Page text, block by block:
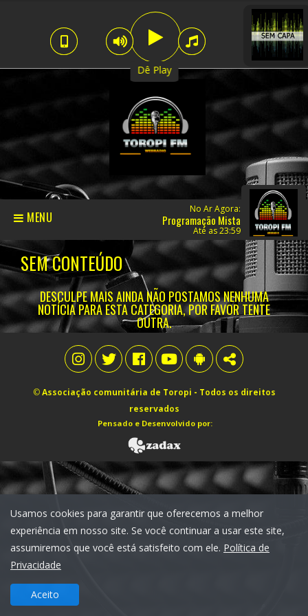
Dê Play
MENU
No Ar Agora:
Programação Mista
Até as 23:59
SEM CONTEÚDO
DESCULPE MAIS AINDA NÃO POSTAMOS NENHUMA
NOTÍCIA PARA ESTA CATEGORIA, POR FAVOR TENTE
OUTRA.
©Associação comunitária de Toropi - Todos os direitos
reservados
Pensado e Desenvolvido por:
Aceito
Usamos cookies para garantir que oferecemos a melhor
experiência em nosso site. Se você continuar a usar este site,
assumiremos que você está satisfeito com ele. Política de
Privacidade